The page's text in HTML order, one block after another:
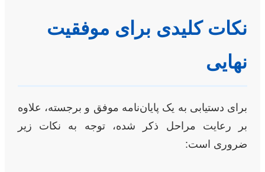
نکات کلیدی برای موفقیت
نهایی
برای دستیابی به یک پایان‌نامه موفق و برجسته، علاوه
بر رعایت مراحل ذکر شده، توجه به نکات زیر
ضروری است: